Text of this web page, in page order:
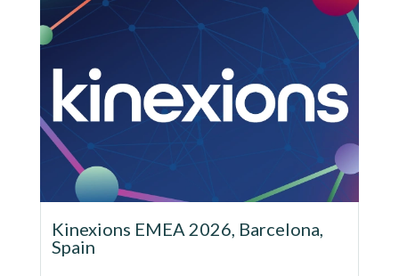
Kinexions EMEA 2026, Barcelona,
Spain